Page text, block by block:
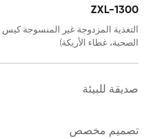
ZXL-1300
التغذية المزدوجة غير المنسوجة كيس
الصحية، غطاء الأريكة)
صديقة للبيئة
تصميم مخصص